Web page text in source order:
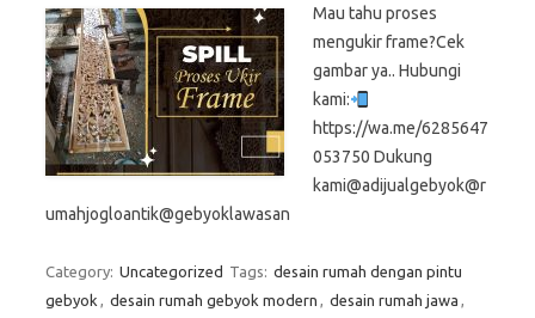
Mau tahu proses
mengukir frame?Cek
gambar ya.. Hubungi
kami:
https://wa.me/6285647
053750 Dukung
kami@adijualgebyok@r
umahjogloantik@gebyoklawasan
Category: Uncategorized Tags: desain rumah dengan pintu
gebyok , desain rumah gebyok modern , desain rumah jawa ,